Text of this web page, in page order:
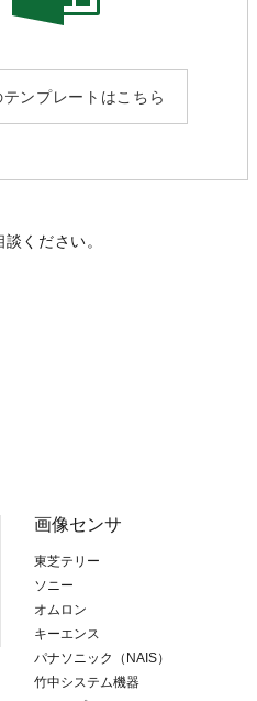
ンプレートはこちら
ください。
画像センサ
東芝テリー
ソニー
オムロン
キーエンス
パナソニック（NAIS）
竹中システム機器